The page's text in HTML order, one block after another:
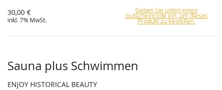
30,00 €
inkl. 7% MwSt.
Geben Sie unten einen
Gutscheincode ein, um dieses
Produkt zu bestellen.
Sauna plus Schwimmen
ENJOY HISTORICAL BEAUTY